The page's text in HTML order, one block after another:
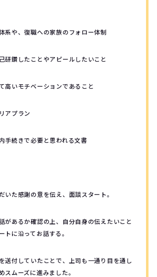
や、復職への家族のフォロー体制
鑽したことやアピールしたいこと
いモチベーションであること
アプラン
続きで必要と思われる文書
いた感謝の意を伝え、面談スタート。
があるか確認の上、自分自身の伝えたいこと
トに沿ってお話する。
送付していたことで、上司も一通り目を通し
スムーズに進みました。